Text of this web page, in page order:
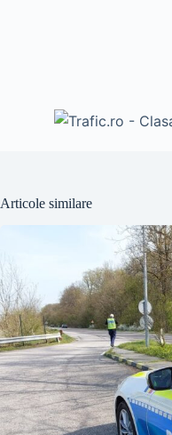
Articole similare